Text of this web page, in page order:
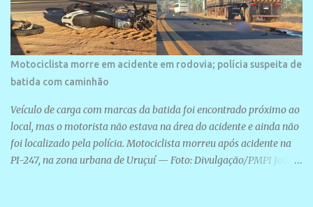
Motociclista morre em acidente em rodovia; polícia suspeita de
batida com caminhão
Veículo de carga com marcas da batida foi encontrado próximo ao
local, mas o motorista não estava na área do acidente e ainda não
foi localizado pela polícia. Motociclista morreu após acidente na
PI-247, na zona urbana de Uruçuí — Foto: Divulgação/PMPI João